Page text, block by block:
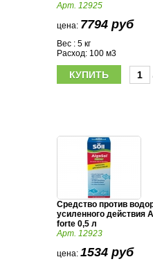
Арт. 12925
цена: 7794 руб
Вес : 5 кг
Расход: 100 м3
Средство против
усиленного действия
forte 0,5 л
Арт. 12923
цена: 1534 руб